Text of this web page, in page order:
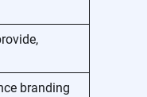
branding